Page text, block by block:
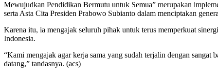
Mewujudkan Pendidikan Bermutu untuk Semua” merupakan
serta Asta Cita Presiden Prabowo Subianto dalam menciptakan
Karena itu, ia mengajak seluruh pihak untuk terus memperkuat
Indonesia.
“Kami mengajak agar kerja sama yang sudah terjalin dengan sangat
datang,” tandasnya. (acs)